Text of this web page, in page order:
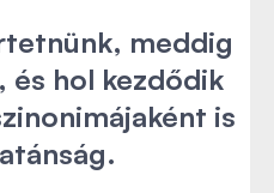
meddig
és hol kezdődik
is